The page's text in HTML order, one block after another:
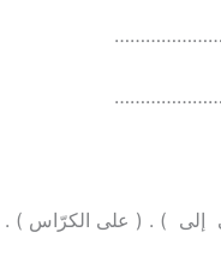
إلى ) . ( على الكرّاس ) .